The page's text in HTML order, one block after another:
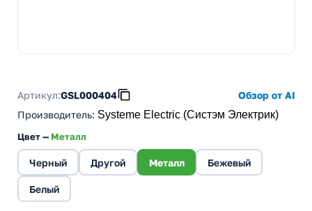
Артикул:GSL000404
Обзор от AI
Производитель: Systeme Electric (Систэм Электрик)
Цвет —Металл
Черный Другой Металл Бежевый
Белый